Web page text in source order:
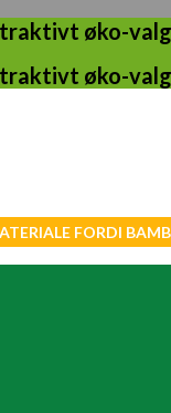
øko-
øko-
FORDI